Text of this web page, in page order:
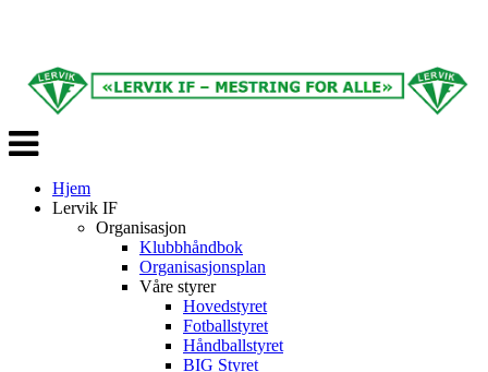
Veksle
navigasjon
Hjem
Lervik IF
Organisasjon
Klubbhåndbok
Organisasjonsplan
Våre styrer
Hovedstyret
Fotballstyret
Håndballstyret
BIG Styret